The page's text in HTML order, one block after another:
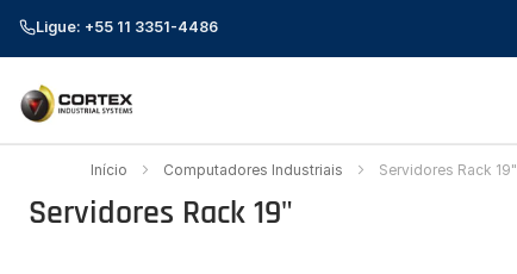
Ligue: +55 11 3351-4486
Início Computadores Industriais Servidores Rack 19"
Servidores Rack 19"